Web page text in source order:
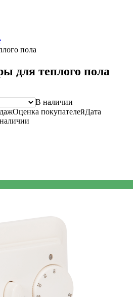
пола
для теплого пола
В наличии
Оценка покупателейДата